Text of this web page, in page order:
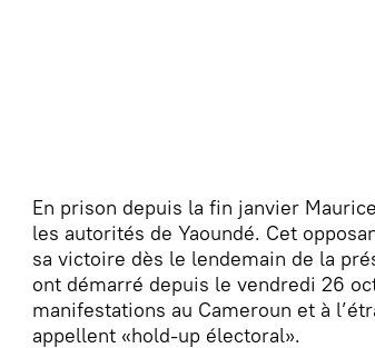
En prison depuis la fin janvier
les autorités de Yaoundé. Cet
sa victoire dès le lendemain de la
ont démarré depuis le vendredi 26
manifestations au Cameroun et à
appellent «hold-up électoral».